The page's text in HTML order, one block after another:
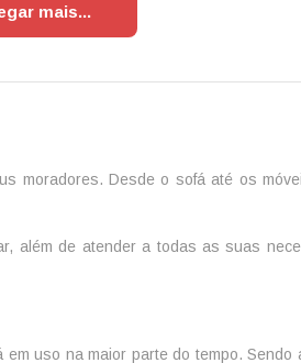
mais
moradores. Desde o sofá até os
além de atender a todas as suas
uso na maior parte do tempo. Sendo